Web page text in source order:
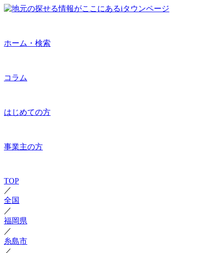
ホーム・検索
コラム
はじめての方
事業主の方
TOP
／
全国
／
福岡県
／
糸島市
／